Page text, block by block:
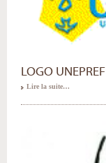
LOGO UNEPREF
Lire la suite…